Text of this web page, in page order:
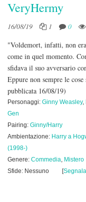
VeryHermy
16/08/19 1 0
"Voldemort, infatti, non
come in quel momento.
sfidava il suo avversario
Eppure non sempre le
pubblicata 16/08/19)
Personaggi: Ginny Weasley,
Gen
Pairing: Ginny/Harry
Ambientazione: Harry a
(1998-)
Genere: Commedia, Mistero
Sfide: Nessuno
[Segnala